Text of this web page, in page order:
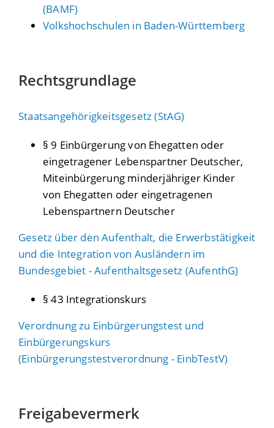
(BAMF)
Volkshochschulen in Baden-Württemberg
Rechtsgrundlage
Staatsangehörigkeitsgesetz (StAG)
§ 9 Einbürgerung von Ehegatten oder
eingetragener Lebenspartner Deutscher,
Miteinbürgerung minderjähriger Kinder
von Ehegatten oder eingetragenen
Lebenspartnern Deutscher
Gesetz über den Aufenthalt, die Erwerbstätigkeit
und die Integration von Ausländern im
Bundesgebiet - Aufenthaltsgesetz (AufenthG)
§ 43 Integrationskurs
Verordnung zu Einbürgerungstest und
Einbürgerungskurs
(Einbürgerungstestverordnung - EinbTestV)
Freigabevermerk